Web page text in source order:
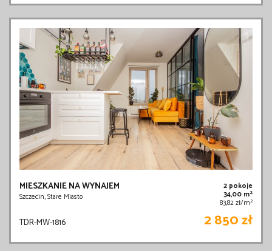
MIESZKANIE NA WYNAJEM
Szczecin, Stare Miasto
2 pokoje
34,00 m2
83,82 zł/m2
TDR-MW-1816 2 850 zł